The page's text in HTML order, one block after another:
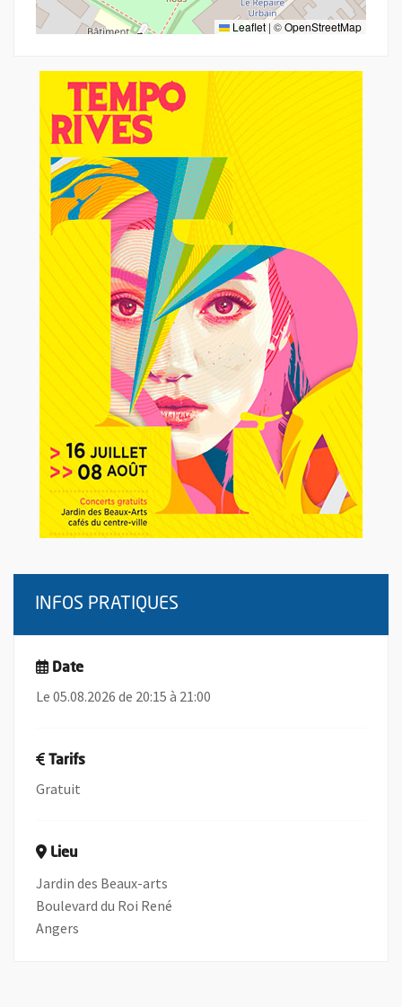
Leaflet | ©OpenStreetMap
INFOS PRATIQUES
Date
Le 05.08.2026 de 20:15 à 21:00
Tarifs
Gratuit
Lieu
Jardin des Beaux-arts
Boulevard du Roi René
Angers